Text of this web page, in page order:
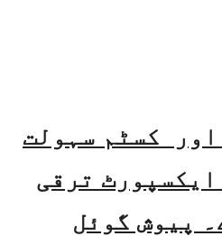
اور کسٹم سہولت
ترقی
پیوش گوئل